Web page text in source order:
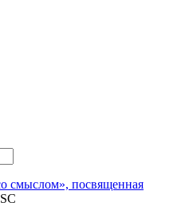
смыслом», посвященная